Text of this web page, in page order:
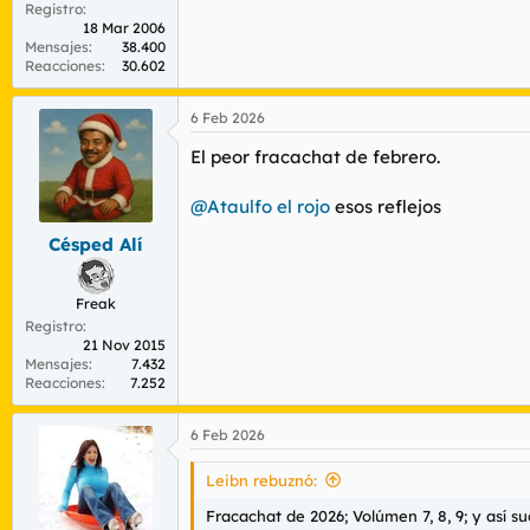
Registro
18 Mar 2006
Mensajes
38.400
Reacciones
30.602
Césped Alí
Freak
Registro
21 Nov 2015
Mensajes
7.432
Reacciones
7.252
6 Feb 2026
El peor fracachat de febrero.
@Ataulfo el rojo esos reflejos
6 Feb 2026
Leibn rebuznó:
Fracachat de 2026; Volúmen 7, 8, 9; y así